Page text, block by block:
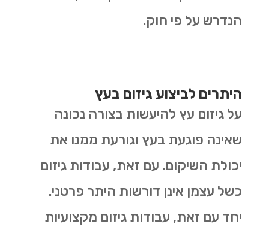
הנדרש על פי חוק.
היתרים לביצוע גיזום בעץ
על גיזום עץ להיעשות בצורה נכונה
שאינה פוגעת בעץ וגורעת ממנו את
יכולת השיקום. עם זאת, עבודות גיזום
כשל עצמן אינן דורשות היתר פרטני.
יחד עם זאת, עבודות גיזום מקצועיות